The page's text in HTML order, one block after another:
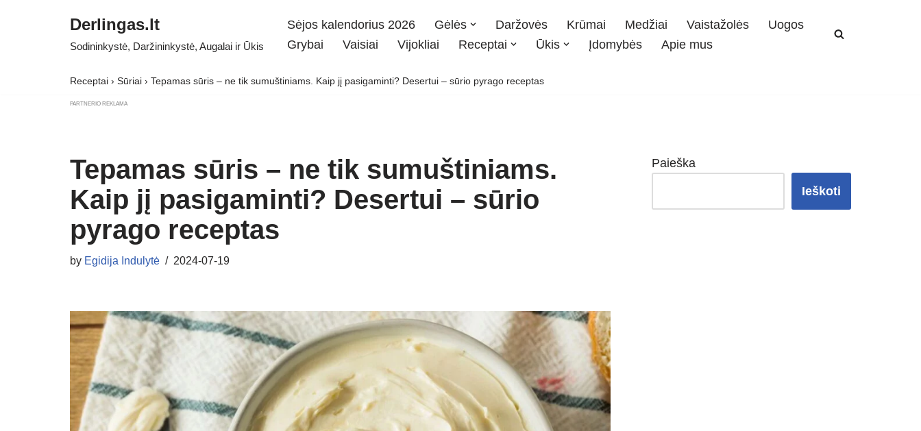
Derlingas.lt
Sodininkystė, Daržininkystė, Augalai ir Ūkis
Sėjos kalendorius 2026 Gėlės Daržovės Krūmai Medžiai Vaistažolės
Uogos
Grybai
Vaisiai Vijokliai Receptai Ūkis Įdomybės Apie mus
Receptai › Sūriai › Tepamas sūris – ne tik sumuštiniams. Kaip jį pasigaminti? Desertui – sūrio pyrago receptas
PARTNERIO REKLAMA
Tepamas sūris – ne tik sumuštiniams.
Kaip jį pasigaminti? Desertui – sūrio
pyrago receptas
by Egidija Indulytė 2024-07-19
Paieška
Ieškoti